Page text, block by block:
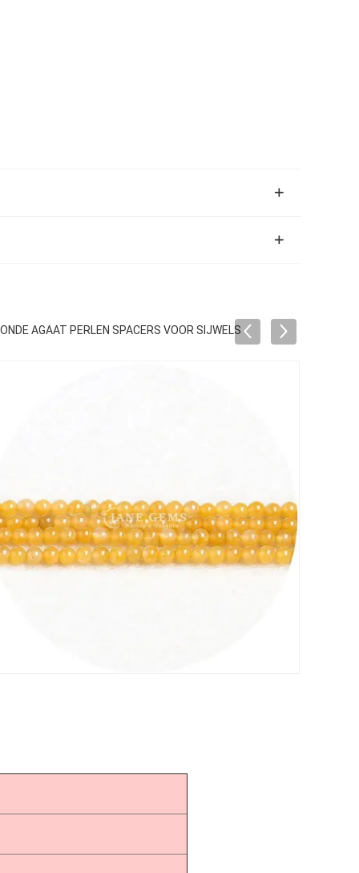
AGAAT PERLEN SPACERS VOOR SIJWELS